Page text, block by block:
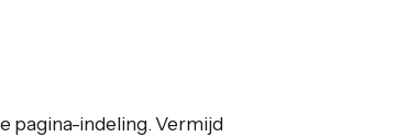
pagina-indeling. Vermijd